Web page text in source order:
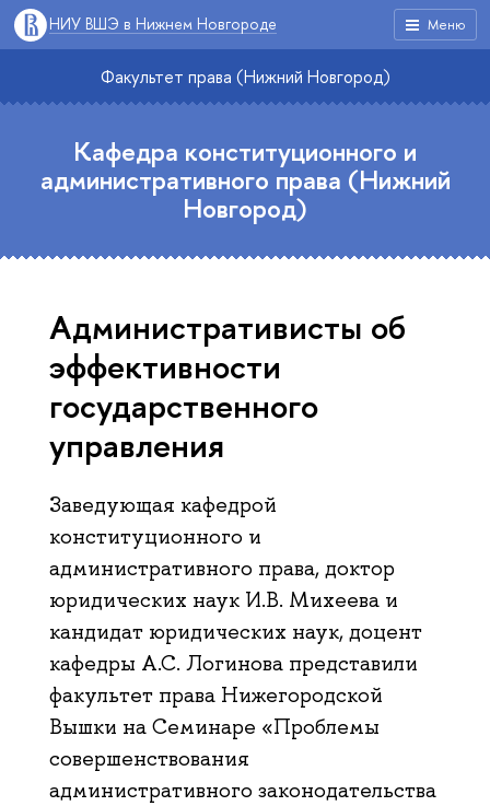
Меню
НИУ ВШЭ в Нижнем Новгороде
Факультет права (Нижний Новгород)
Кафедра конституционного и
административного права (Нижний
Новгород)
Административисты об
эффективности
государственного
управления
Заведующая кафедрой
конституционного и
административного права, доктор
юридических наук И.В. Михеева и
кандидат юридических наук, доцент
кафедры А.С. Логинова представили
факультет права Нижегородской
Вышки на Семинаре «Проблемы
совершенствования
административного законодательства